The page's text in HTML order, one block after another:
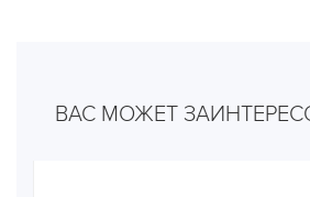
ВАС МОЖЕТ